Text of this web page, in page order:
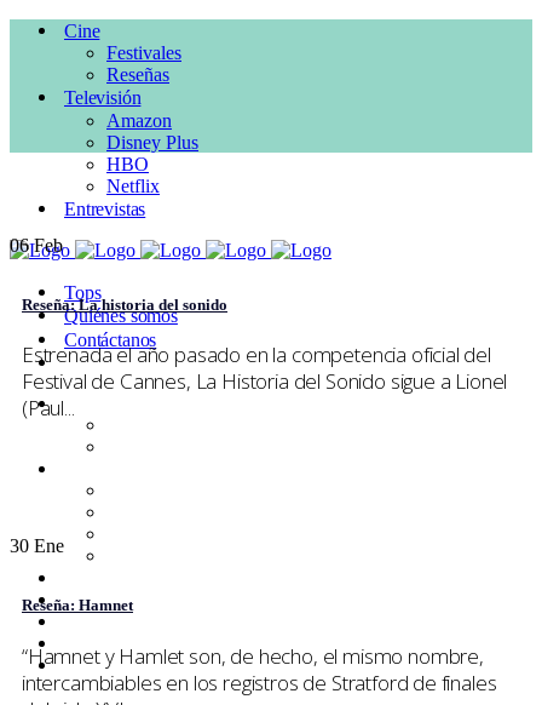
Cine
Festivales
Reseñas
Televisión
Amazon
Disney Plus
HBO
Netflix
Entrevistas
Tops
Quiénes somos
Contáctanos
Cine
Tops
Buscar
06 Feb
Reseña: La historia del sonido
Estrenada el año pasado en la competencia oficial del
Festival de Cannes, La Historia del Sonido sigue a Lionel
(Paul...
30 Ene
Reseña: Hamnet
“Hamnet y Hamlet son, de hecho, el mismo nombre,
intercambiables en los registros de Stratford de finales